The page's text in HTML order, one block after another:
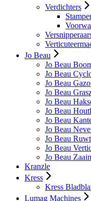
Verdichters
Jo Beau
Jo Beau
Jo Beau
Jo Beau
Jo Beau
Jo Beau
Jo Beau
Jo Beau
Jo Beau
Jo Beau
Jo Beau
Jo Beau
Kranzle
Kress
Kress
Lumag Machines